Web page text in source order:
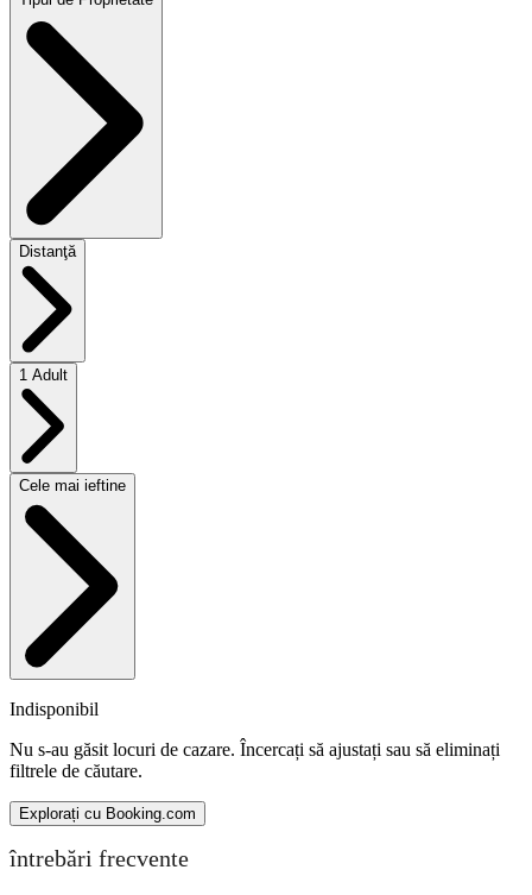
Distanţă
1 Adult
Cele mai ieftine
Indisponibil
Nu s-au găsit locuri de cazare. Încercați să ajustați sau să eliminați
filtrele de căutare.
Explorați cu Booking.com
întrebări frecvente